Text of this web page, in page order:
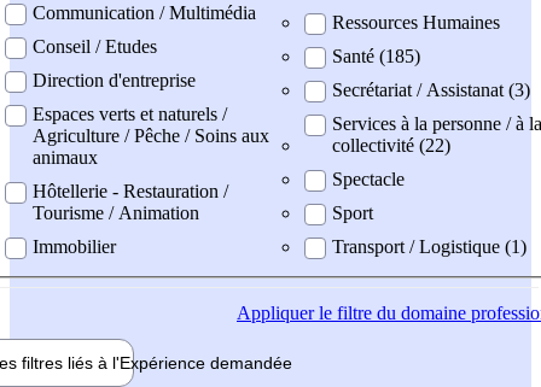
Communication / Multimédia
Conseil / Etudes
Direction d'entreprise
Espaces verts et naturels /
Agriculture / Pêche / Soins aux
animaux
Hôtellerie - Restauration /
Tourisme / Animation
Immobilier
Ressources Humaines
Santé (185)
Secrétariat / Assistanat (3)
Services à la personne / à la
collectivité (22)
Spectacle
Sport
Transport / Logistique (1)
Appliquerle filtre du domaine
filtres liés à l'Expérience demandée